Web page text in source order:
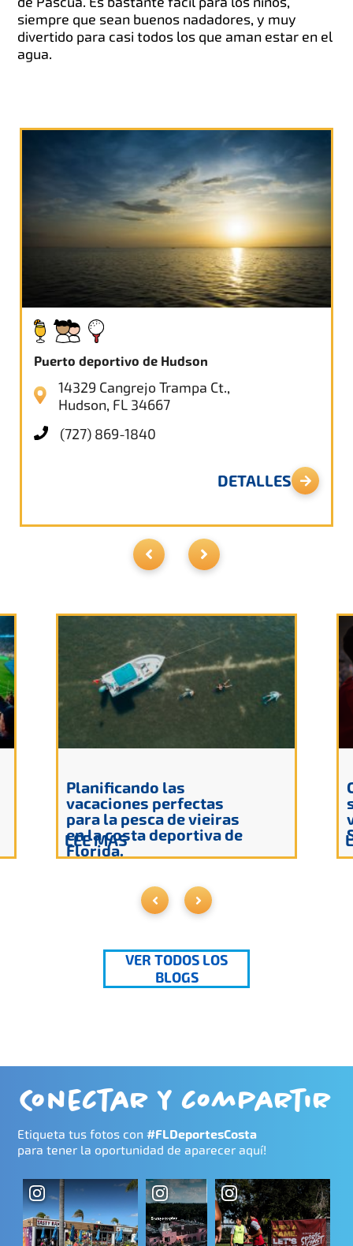
siempre que sean buenos nadadores, y muy
divertido para casi todos los que aman estar en el
agua.
Puerto deportivo de Hudson
14329 Cangrejo Trampa Ct.,
Hudson, FL 34667
(727) 869-1840
DETALLES
Planificando las
vacaciones perfectas
para la pesca de vieiras
en la costa deportiva de
Florida.
LEE MAS
VER TODOS LOS
BLOGS
Conectar y compartir
Etiqueta tus fotos con#FLDeportesCosta
para tener la oportunidad de aparecer aquí!